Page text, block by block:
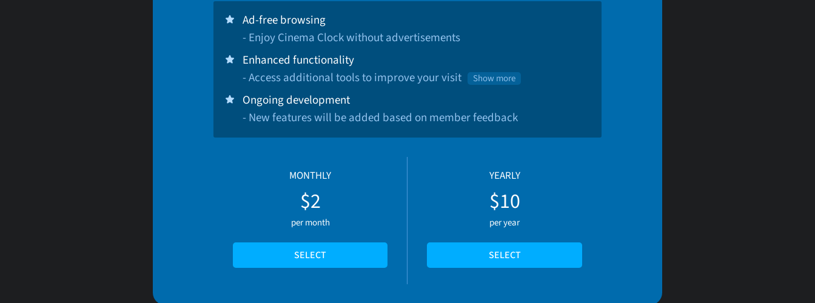
Ad-free browsing
- Enjoy Cinema Clock without advertisements
Enhanced functionality
- Access additional tools to improve your visit
Show more
Ongoing development
- New features will be added based on member feedback
MONTHLY
$2
per month
SELECT
YEARLY
$10
per year
SELECT